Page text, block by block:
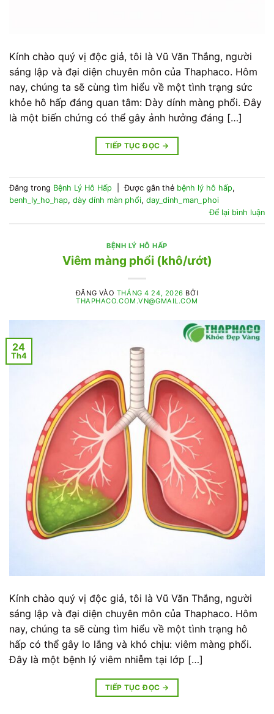
Kính chào quý vị độc giả, tôi là Vũ Văn Thắng, người
sáng lập và đại diện chuyên môn của Thaphaco. Hôm
nay, chúng ta sẽ cùng tìm hiểu về một tình trạng sức
khỏe hô hấp đáng quan tâm: Dày dính màng phổi. Đây
là một biến chứng có thể gây ảnh hưởng đáng […]
TIẾP TỤC ĐỌC →
Đăng trong Bệnh Lý Hô Hấp Được gắn thẻ bệnh lý hô hấp,
benh_ly_ho_hap, dày dính màn phổi, day_dinh_man_phoi
Để lại bình luận
BỆNH LÝ HÔ HẤP
Viêm màng phổi (khô/ướt)
ĐĂNG VÀO THÁNG 4 24, 2026 BỞI
THAPHACO.COM.VN@GMAIL.COM
24
Th4
Kính chào quý vị độc giả, tôi là Vũ Văn Thắng, người
sáng lập và đại diện chuyên môn của Thaphaco. Hôm
nay, chúng ta sẽ cùng tìm hiểu về một tình trạng hô
hấp có thể gây lo lắng và khó chịu: viêm màng phổi.
Đây là một bệnh lý viêm nhiễm tại lớp […]
TIẾP TỤC ĐỌC →